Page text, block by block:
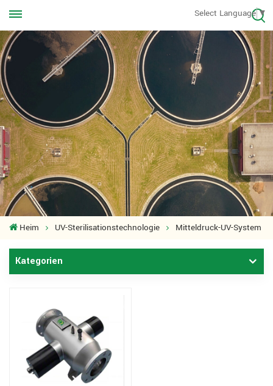
Select Language▼
Heim UV-Sterilisationstechnologie Mitteldruck-UV-System
Kategorien